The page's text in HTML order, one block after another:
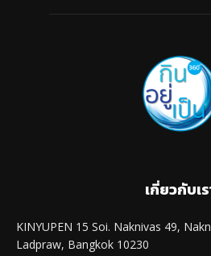
เกี่ยวกับเ
KINYUPEN 15 Soi. Naknivas 49,
Ladpraw, Bangkok 10230